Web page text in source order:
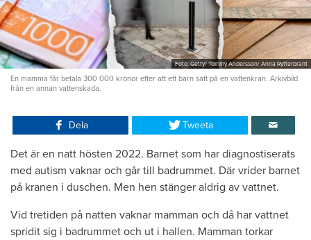
Foto: Getty/ Tommy Andersson/ Anna Rytterbrant
En mamma får betala 300 000 kronor efter att ett barn satt på en vattenkran. Arkivbild
från en annan vattenskada.
Dela Tweeta
Det är en natt hösten 2022. Barnet som har diagnostiserats
med autism vaknar och går till badrummet. Där vrider barnet
på kranen i duschen. Men hen stänger aldrig av vattnet.
Vid tretiden på natten vaknar mamman och då har vattnet
spridit sig i badrummet och ut i hallen. Mamman torkar